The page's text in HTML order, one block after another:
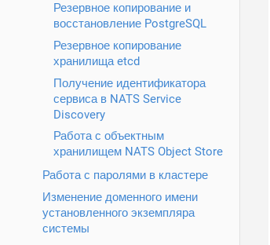
Резервное копирование и
восстановление PostgreSQL
Резервное копирование
хранилища etcd
Получение идентификатора
сервиса в NATS Service
Discovery
Работа с объектным
хранилищем NATS Object Store
Работа с паролями в кластере
Изменение доменного имени
установленного экземпляра
системы